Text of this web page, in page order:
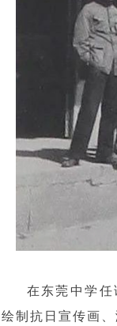
在东莞中学
绘制抗日宣传画